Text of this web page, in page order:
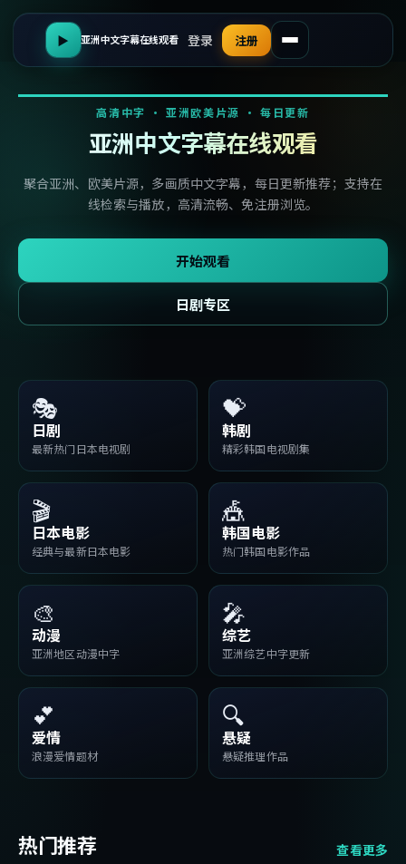
▶ 亚洲中文字幕在线观看 登录 注册
高清中字 · 亚洲欧美片源 · 每日更新
亚洲中文字幕在线观看
聚合亚洲、欧美片源，多画质中文字幕，每日更新推荐；支持在
线检索与播放，高清流畅、免注册浏览。
开始观看
日剧专区
🎭
日剧
最新热门日本电视剧
💝
韩剧
精彩韩国电视剧集
🎬
日本电影
经典与最新日本电影
🎪
韩国电影
热门韩国电影作品
🎨
动漫
亚洲地区动漫中字
🎤
综艺
亚洲综艺中字更新
💕
爱情
浪漫爱情题材
🔍
悬疑
悬疑推理作品
热门推荐 查看更多